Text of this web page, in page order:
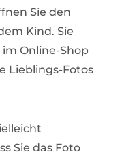
Sie den
Kind. Sie
Online-Shop
Lieblings-Fotos
Sie das Foto